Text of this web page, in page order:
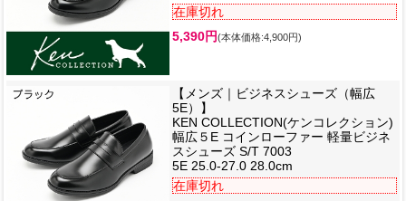
在庫切れ
5,390円(本体価格:4,900円)
【メンズ｜ビジネスシューズ（幅広
5E）】
KEN COLLECTION(ケンコレクション)
幅広５E コインローファー 軽量ビジネ
スシューズ S/T 7003
5E 25.0-27.0 28.0cm
在庫切れ